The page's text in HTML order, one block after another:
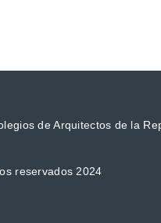
de Arquitectos de la
reservados 2024